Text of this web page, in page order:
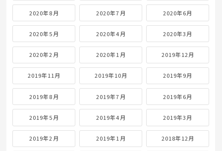
2020年8月 2020年7月 2020年6月
2020年5月 2020年4月 2020年3月
2020年2月 2020年1月 2019年12月
2019年11月 2019年10月 2019年9月
2019年8月 2019年7月 2019年6月
2019年5月 2019年4月 2019年3月
2019年2月 2019年1月 2018年12月